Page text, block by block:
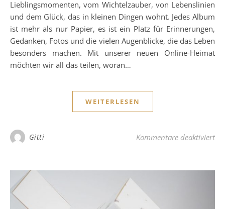
Lieblingsmomenten, vom Wichtelzauber, von Lebenslinien
und dem Glück, das in kleinen Dingen wohnt. Jedes Album
ist mehr als nur Papier, es ist ein Platz für Erinnerungen,
Gedanken, Fotos und die vielen Augenblicke, die das Leben
besonders machen. Mit unserer neuen Online-Heimat
möchten wir all das teilen, woran…
WEITERLESEN
Gitti Kommentare deaktiviertfür